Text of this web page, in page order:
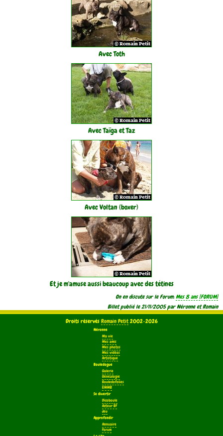
Avec Toth
Avec Taïga et Taz
Avec Voltan (boxer)
Et je m'amuse aussi beaucoup avec des tétines
On en discute sur le Forum:Mes 8 ans
Billet publié le 21/11/2005 par Néronne et Romain
Droits réservés Romain Petit2002-2026
Néronne
Ma vie
Mes amis
Mes photos
Mes vidéos
Artistique
Bouledogue
Galerie
Généalogie
Bouledofolies
EMMB
Se divertir
Dicoboule
Acteur BF
Jeu
Approfondir
Annuaire
Forum